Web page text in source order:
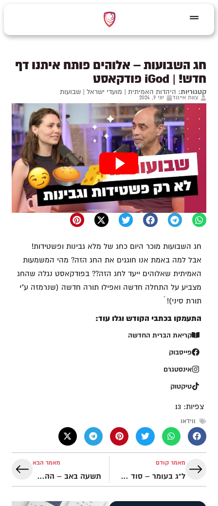
חג השבועות – אלוהים פותח איתנו דף
חדש! | iGod פודקאסט
קטגוריות: היהדות האמיתית | מועדי ישראל | שבועות
צוות אייגוד יוני 9, 2024
חג השבועות מוכר היום כחג של מלא גבינות ופשטידות!
אבל למה באמת אנו חוגגים את החג הזה? מהי המשמעות
האמיתית שאלוהים ייעד לחג הזה?? בפודקאסט נגלה שהחג
מצביע על התחלה חדשה ואפילו תורה חדשה (שנרמזה ע"י
תורת סיני)! ֿ
התעמקו בכתבי הקודש וגלו עוד:
קריאת הברית החדשה
פייסבוק
אינסטגרם
טיקטוק
צפיות: 13
ווידאו
מאמר קודם
ל"ג בעומר – סוד ההילולה סביב רשב"י בהר מירון
מאמר הבא
תשעה באב – ההשלכות של שנאת חינם | iGod פודקאסט